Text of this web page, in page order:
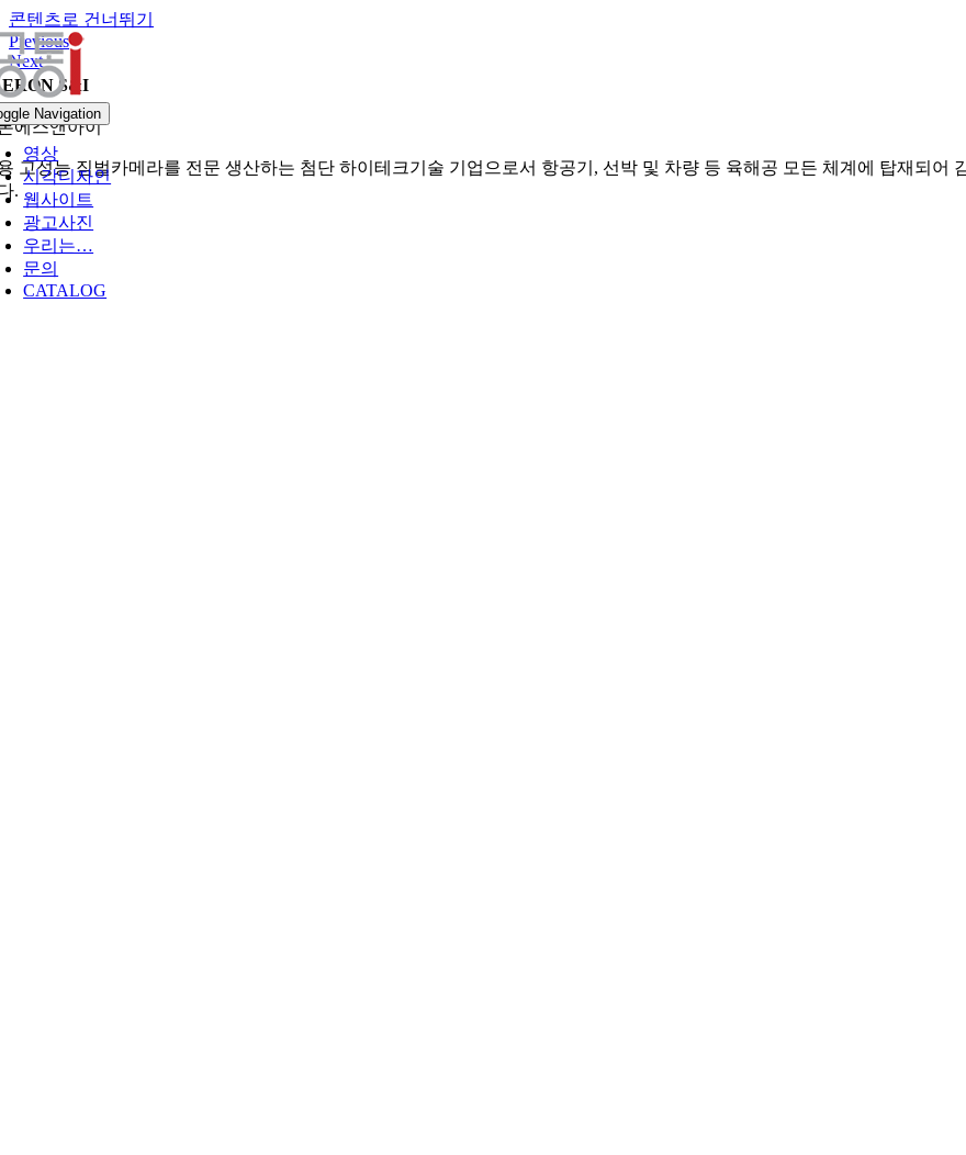
콘텐츠로 건너뛰기
Navigation
영상
시각디자인
웹사이트
광고사진
우리는…
문의
CATALOG
Previous
Next
S&I
에스앤아이
고성능 짐벌카메라를 전문 생산하는 첨단 하이테크기술 기업으로서 항공기, 선박 및 차량 등 육해공 모든 체계에 탑재되어
.